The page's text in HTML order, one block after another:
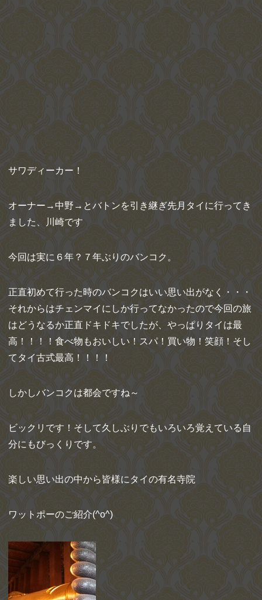
サワディーカー！
オーナー→中野→とバトンを引き継ぎ先月タイに行ってき
ました、川崎です
今回は実に６年？７年ぶりのバンコク。
正直初めて行った時のバンコクはいい思い出がなく・・・
それからはチェンマイにしか行ってなかったので今回の旅
はどうなるか正直ドキドキでしたが、やっぱりタイは最
高！！！！食べ物もおいしい！スパ！買い物！笑顔！そし
てタイ古式最高！！！！
しかしバンコクは都会ですね～
ビックリです！そして久しぶりでもいろいろ覚えている自
分にもびっくりです。
楽しい思い出の中から皆様にタイの有名寺院
ワットポーのご紹介(^o^)